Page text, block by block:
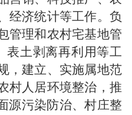
经济统计等工作。负
管理和农村宅基地管
表土剥离再利用等工
，建立、实施属地范
村人居环境整治，推
源污染防治、村庄整